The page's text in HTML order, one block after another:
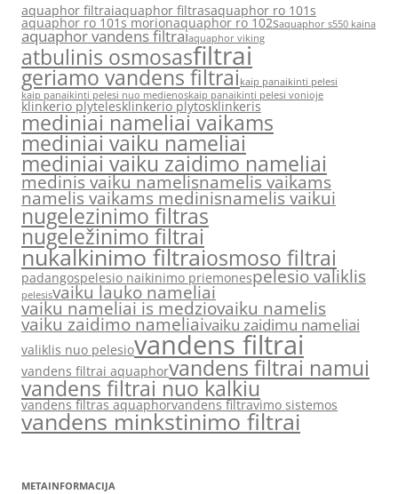
aquaphor filtraiaquaphor filtrasaquaphor ro 101s
aquaphor ro 101s morionaquaphor ro 102saquaphor s550 kaina
aquaphor vandens filtraiaquaphor viking
atbulinis osmosasfiltrai
geriamo vandens filtraikaip panaikinti pelesi
kaip panaikinti pelesi nuo medienoskaip panaikinti pelesi vonioje
klinkerio plytelesklinkerio plytosklinkeris
mediniai nameliai vaikams
mediniai vaiku nameliai
mediniai vaiku zaidimo nameliai
medinis vaiku namelisnamelis vaikams
namelis vaikams medinisnamelis vaikui
nugelezinimo filtras
nugeležinimo filtrai
nukalkinimo filtraiosmoso filtrai
padangospelesio naikinimo priemonespelesio valiklis
pelesisvaiku lauko nameliai
vaiku nameliai is medziovaiku namelis
vaiku zaidimo nameliaivaiku zaidimu nameliai
valiklis nuo pelesiovandens filtrai
vandens filtrai aquaphorvandens filtrai namui
vandens filtrai nuo kalkiu
vandens filtras aquaphorvandens filtravimo sistemos
vandens minkstinimo filtrai
METAINFORMACIJA